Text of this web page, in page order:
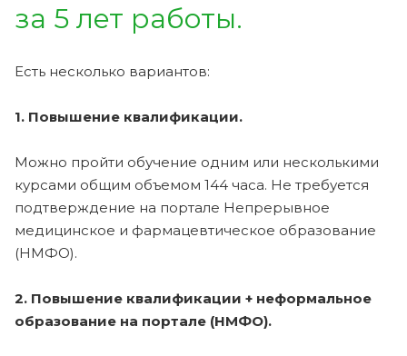
за 5 лет работы.
Есть несколько вариантов:
1. Повышение квалификации.
Можно пройти обучение одним или несколькими
курсами общим объемом 144 часа. Не требуется
подтверждение на портале Непрерывное
медицинское и фармацевтическое образование
(НМФО).
2. Повышение квалификации + неформальное
образование на портале (НМФО).